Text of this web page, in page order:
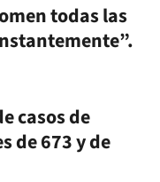
todas las
casos de
de 673 y de